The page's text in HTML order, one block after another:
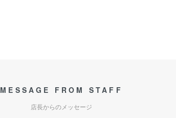
MESSAGE FROM STAFF
店長からのメッセージ